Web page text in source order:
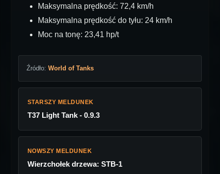
Maksymalna prędkość: 72,4 km/h
Maksymalna prędkość do tyłu: 24 km/h
Moc na tonę: 23,41 hp/t
Źródło: World of Tanks
STARSZY MELDUNEK
T37 Light Tank - 0.9.3
NOWSZY MELDUNEK
Wierzchołek drzewa: STB-1